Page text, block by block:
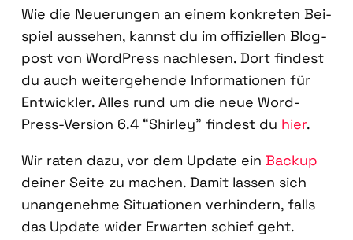
Wie die Neue­run­gen an einem kon­kre­ten Bei­
spiel aus­se­hen, kannst du im offi­zi­el­len Blog­
post von Word­Press nach­le­sen. Dort fin­dest
du auch wei­ter­ge­hen­de Infor­ma­tio­nen für
Ent­wick­ler. Alles rund um die neue Word­
Press-Ver­si­on 6.4 “Shir­ley” fin­dest du hier.
Wir raten dazu, vor dem Update ein Back­up
dei­ner Sei­te zu machen. Damit las­sen sich
unan­ge­neh­me Situa­tio­nen ver­hin­dern, falls
das Update wider Erwar­ten schief geht.